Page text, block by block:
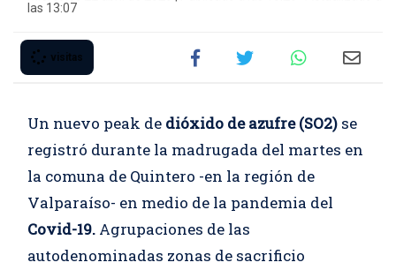
las 13:07
visitas
Un nuevo peak de dióxido de azufre (SO2) se
registró durante la madrugada del martes en
la comuna de Quintero -en la región de
Valparaíso- en medio de la pandemia del
Covid-19. Agrupaciones de las
autodenominadas zonas de sacrificio